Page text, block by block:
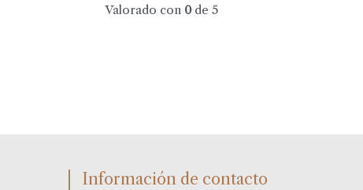
Valorado con 0de 5
Información de contacto